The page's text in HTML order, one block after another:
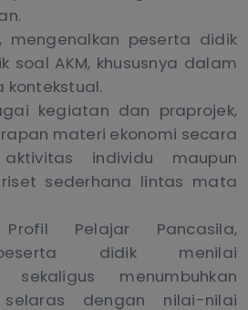
mengenalkan peserta didik
soal AKM, khususnya dalam
kontekstual.
kegiatan dan praprojek,
materi ekonomi secara
individu maupun
sederhana lintas mata
Pelajar Pancasila,
didik menilai
sekaligus menumbuhkan
dengan nilai-nilai